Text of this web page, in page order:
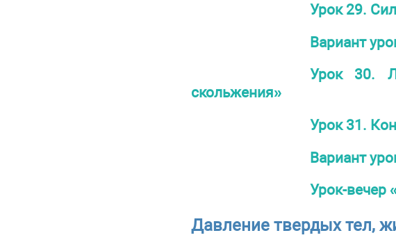
Урок 29.
Вариант
Урок 30.
скольжения»
Урок 31.
Вариант
Урок-вечер
Давление твердых тел,